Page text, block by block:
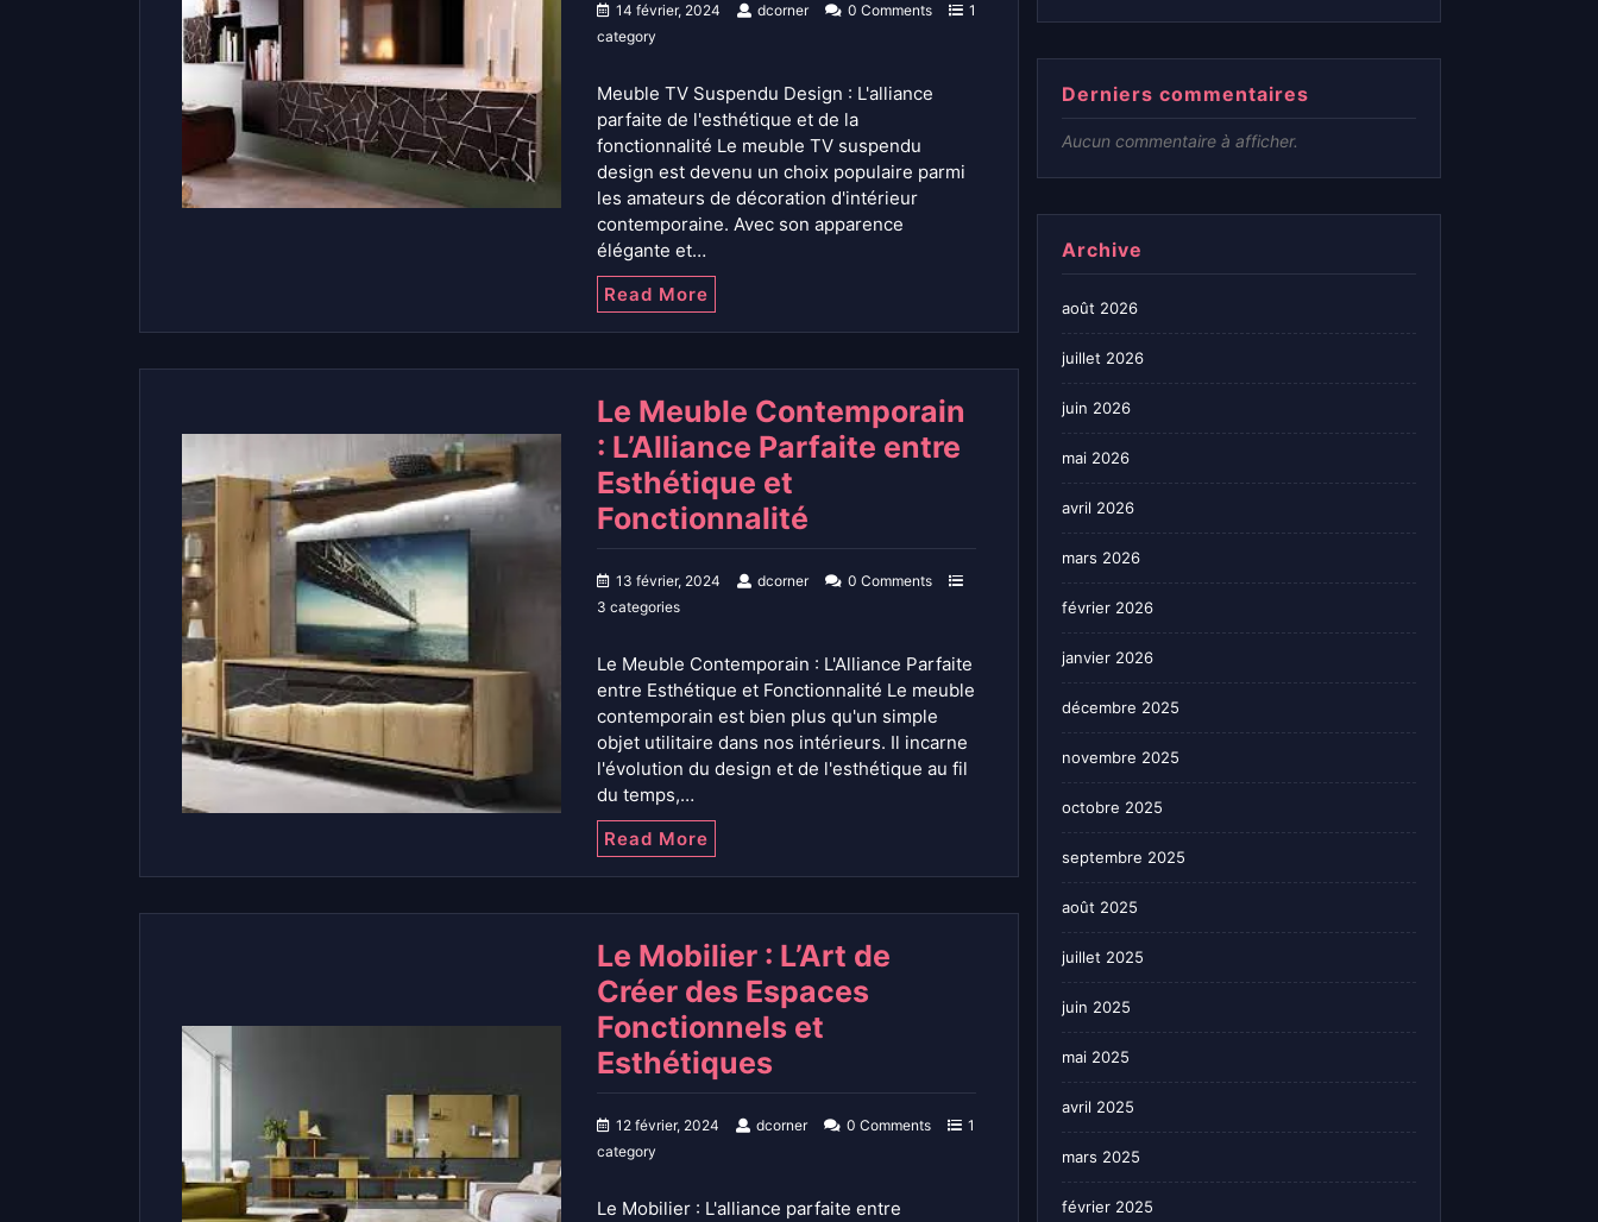
14 février, 2024 dcorner 0 Comments
1
category
Meuble TV Suspendu Design : L'alliance
parfaite de l'esthétique et de la
fonctionnalité Le meuble TV suspendu
design est devenu un choix populaire parmi
les amateurs de décoration d'intérieur
contemporaine. Avec son apparence
élégante et…
Read More
Le Meuble Contemporain
: L’Alliance Parfaite entre
Esthétique et
Fonctionnalité
13 février, 2024 dcorner
0 Comments
3 categories
Le Meuble Contemporain : L'Alliance Parfaite
entre Esthétique et Fonctionnalité Le meuble
contemporain est bien plus qu'un simple
objet utilitaire dans nos intérieurs. Il incarne
l'évolution du design et de l'esthétique au fil
du temps,…
Read More
Le Mobilier : L’Art de
Créer des Espaces
Fonctionnels et
Esthétiques
12 février, 2024 dcorner 0 Comments
1
category
Le Mobilier : L'alliance parfaite entre
Derniers commentaires
Aucun commentaire à afficher.
Archive
août 2026
juillet 2026
juin 2026
mai 2026
avril 2026
mars 2026
février 2026
janvier 2026
décembre 2025
novembre 2025
octobre 2025
septembre 2025
août 2025
juillet 2025
juin 2025
mai 2025
avril 2025
mars 2025
février 2025